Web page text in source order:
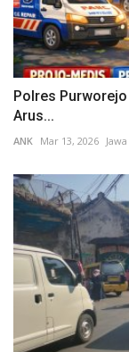
Polres
Arus...
ANK Mar 13, 2026